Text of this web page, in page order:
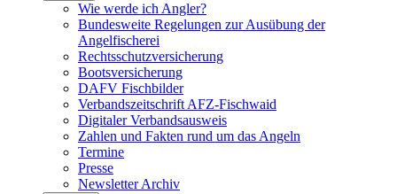
Wie werde ich Angler?
Bundesweite Regelungen zur Ausübung der
Angelfischerei
Rechtsschutzversicherung
Bootsversicherung
DAFV Fischbilder
Verbandszeitschrift AFZ-Fischwaid
Digitaler Verbandsausweis
Zahlen und Fakten rund um das Angeln
Termine
Presse
Newsletter Archiv